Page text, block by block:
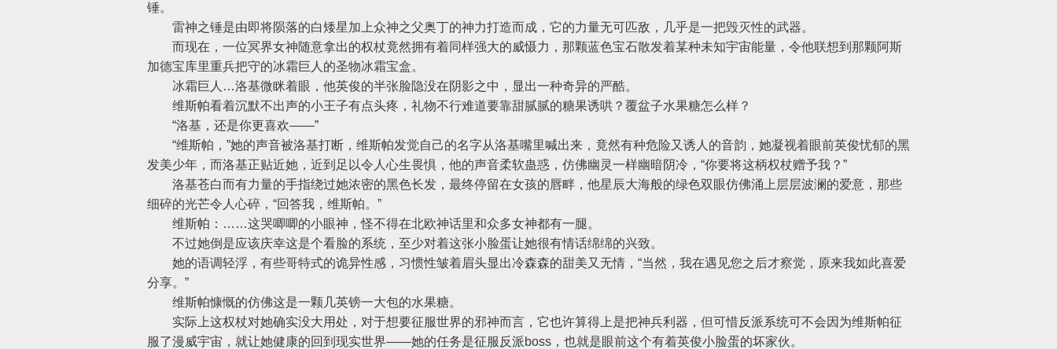
锤。
雷神之锤是由即将陨落的白矮星加上众神之父奥丁的神力打造而成，它的力量无可匹敌，几乎是一把毁灭性的武器。
而现在，一位冥界女神随意拿出的权杖竟然拥有着同样强大的威慑力，那颗蓝色宝石散发着某种未知宇宙能量，令他联想到那颗阿斯
加德宝库里重兵把守的冰霜巨人的圣物冰霜宝盒。
冰霜巨人…洛基微眯着眼，他英俊的半张脸隐没在阴影之中，显出一种奇异的严酷。
维斯帕看着沉默不出声的小王子有点头疼，礼物不行难道要靠甜腻腻的糖果诱哄？覆盆子水果糖怎么样？
“洛基，还是你更喜欢——”
“维斯帕，”她的声音被洛基打断，维斯帕发觉自己的名字从洛基嘴里喊出来，竟然有种危险又诱人的音韵，她凝视着眼前英俊忧郁的黑
发美少年，而洛基正贴近她，近到足以令人心生畏惧，他的声音柔软蛊惑，仿佛幽灵一样幽暗阴冷，“你要将这柄权杖赠予我？”
洛基苍白而有力量的手指绕过她浓密的黑色长发，最终停留在女孩的唇畔，他星辰大海般的绿色双眼仿佛涌上层层波澜的爱意，那些
细碎的光芒令人心碎，“回答我，维斯帕。”
维斯帕：……这哭唧唧的小眼神，怪不得在北欧神话里和众多女神都有一腿。
不过她倒是应该庆幸这是个看脸的系统，至少对着这张小脸蛋让她很有情话绵绵的兴致。
她的语调轻浮，有些哥特式的诡异性感，习惯性皱着眉头显出冷森森的甜美又无情，“当然，我在遇见您之后才察觉，原来我如此喜爱
分享。”
维斯帕慷慨的仿佛这是一颗几英镑一大包的水果糖。
实际上这权杖对她确实没大用处，对于想要征服世界的邪神而言，它也许算得上是把神兵利器，但可惜反派系统可不会因为维斯帕征
服了漫威宇宙，就让她健康的回到现实世界——她的任务是征服反派boss，也就是眼前这个有着英俊小脸蛋的坏家伙。